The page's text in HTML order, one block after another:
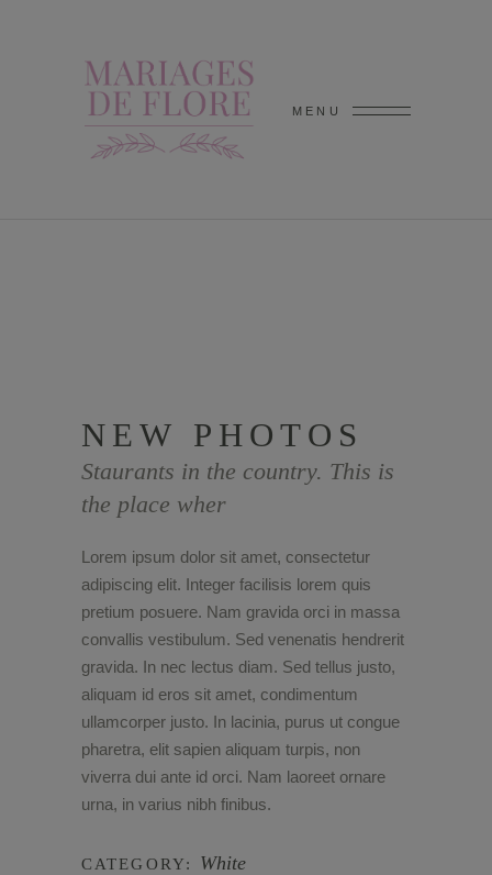
MENU
NEW PHOTOS
Staurants in the country. This is
the place wher
Lorem ipsum dolor sit amet, consectetur
adipiscing elit. Integer facilisis lorem quis
pretium posuere. Nam gravida orci in massa
convallis vestibulum. Sed venenatis hendrerit
gravida. In nec lectus diam. Sed tellus justo,
aliquam id eros sit amet, condimentum
ullamcorper justo. In lacinia, purus ut congue
pharetra, elit sapien aliquam turpis, non
viverra dui ante id orci. Nam laoreet ornare
urna, in varius nibh finibus.
CATEGORY: White